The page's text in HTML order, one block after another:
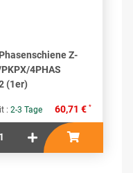
Z-
4PHAS
(1er)
: 2-3 Tage 60,71 € *